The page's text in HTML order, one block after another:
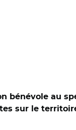
bénévole au
sur le